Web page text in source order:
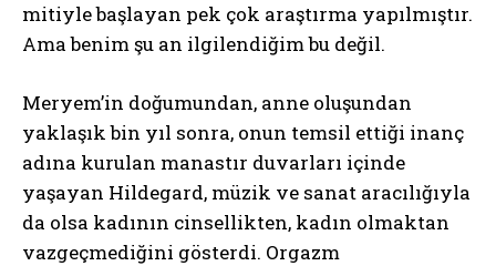
mitiyle başlayan pek çok araştırma yapılmıştır.
Ama benim şu an ilgilendiğim bu değil.
Meryem’in doğumundan, anne oluşundan
yaklaşık bin yıl sonra, onun temsil ettiği inanç
adına kurulan manastır duvarları içinde
yaşayan Hildegard, müzik ve sanat aracılığıyla
da olsa kadının cinsellikten, kadın olmaktan
vazgeçmediğini gösterdi. Orgazm